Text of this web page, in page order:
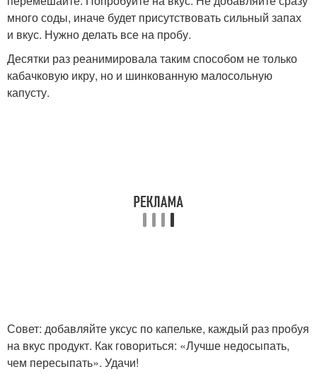
много соды, иначе будет присутствовать сильный запах
и вкус. Нужно делать все на пробу.
Десятки раз реанимировала таким способом не только
кабачковую икру, но и шинкованную малосольную
капусту.
Совет: добавляйте уксус по капельке, каждый раз пробуя
на вкус продукт. Как говориться: «Лучше недосыпать,
чем пересыпать». Удачи!